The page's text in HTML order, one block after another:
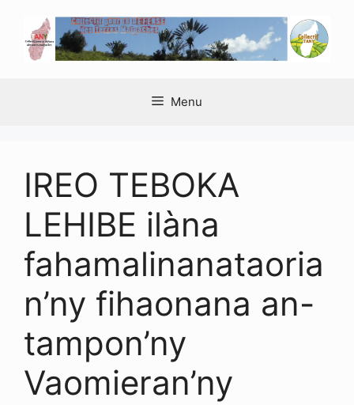
contenu
Menu
IREO TEBOKA
LEHIBE ilàna
fahamalinanataoria
n’ny fihaonana an-
tampon’ny
Vaomieran’ny